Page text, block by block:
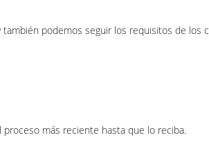
podemos seguir los requisitos de los
más reciente hasta que lo reciba.